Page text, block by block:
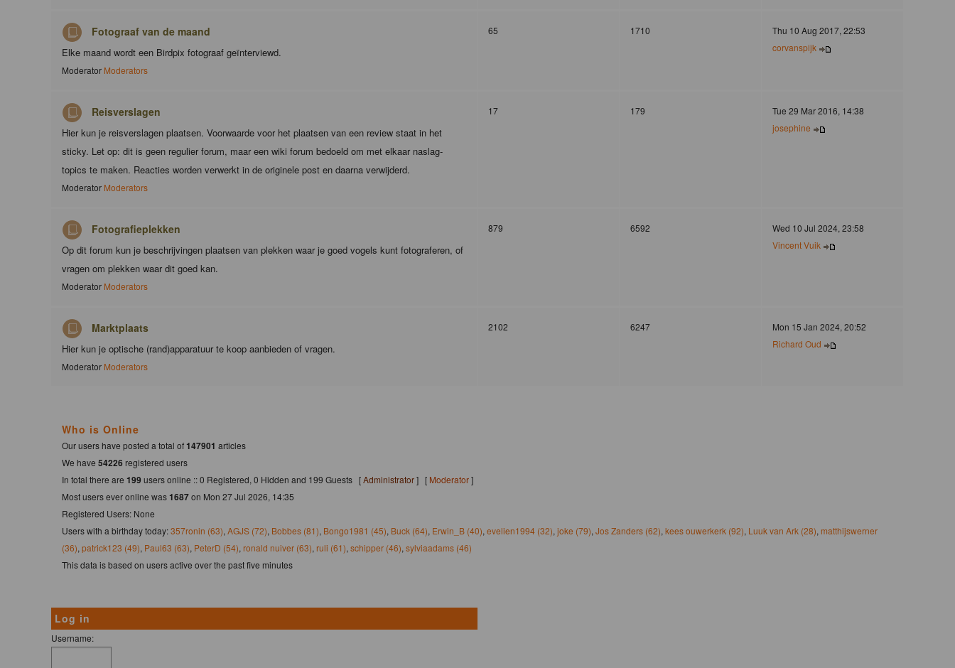
Fotograaf van de maand
Elke maand wordt een Birdpix fotograaf geïnterviewd.
Moderator Moderators
65 1710
Thu 10 Aug 2017, 22:53
corvanspijk
Reisverslagen
Hier kun je reisverslagen plaatsen. Voorwaarde voor het plaatsen van een review staat in het
sticky. Let op: dit is geen regulier forum, maar een wiki forum bedoeld om met elkaar naslag-
topics te maken. Reacties worden verwerkt in de originele post en daarna verwijderd.
Moderator Moderators
17 179
Tue 29 Mar 2016, 14:38
josephine
Fotografieplekken
Op dit forum kun je beschrijvingen plaatsen van plekken waar je goed vogels kunt fotograferen, of
vragen om plekken waar dit goed kan.
Moderator Moderators
879 6592
Wed 10 Jul 2024, 23:58
Vincent Vuik
Marktplaats
Hier kun je optische (rand)apparatuur te koop aanbieden of vragen.
Moderator Moderators
2102 6247
Mon 15 Jan 2024, 20:52
Richard Oud
Who is Online
Our users have posted a total of147901 articles
We have 54226 registered users
In total there are 199 users online :: 0 Registered, 0 Hidden and 199 Guests [Administrator] [ Moderator]
Most users ever online was1687on Mon 27 Jul 2026, 14:35
Registered Users: None
Users with a birthday today:357ronin (63), AGJS (72), Bobbes (81), Bongo1981 (45), Buck (64), Erwin_B (40), evelien1994 (32), joke (79), Jos Zanders (62), kees ouwerkerk (92), Luuk van Ark (28), matthijswerner
(36), patrick123 (49), Paul63 (63), PeterD (54), ronald nuiver (63), ruli (61), schipper (46), sylviaadams (46)
This data is based on users active over the past five minutes
Log in
Username: